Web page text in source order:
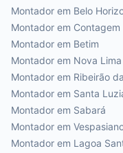
Montador em Belo
Montador em Contagem
Montador em Betim
Montador em Nova Lima
Montador em Ribeirão
Montador em Santa
Montador em Sabará
Montador em
Montador em Lagoa